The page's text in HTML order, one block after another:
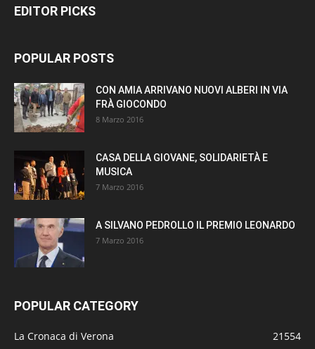
EDITOR PICKS
POPULAR POSTS
CON AMIA ARRIVANO NUOVI ALBERI IN VIA
FRÀ GIOCONDO
8 Marzo 2016
CASA DELLA GIOVANE, SOLIDARIETÀ E
MUSICA
7 Marzo 2016
A SILVANO PEDROLLO IL PREMIO LEONARDO
7 Marzo 2016
POPULAR CATEGORY
La Cronaca di Verona
21554